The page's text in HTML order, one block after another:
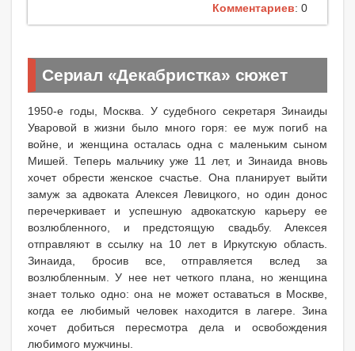
Комментариев: 0
Сериал «Декабристка» сюжет
1950-е годы, Москва. У судебного секретаря Зинаиды
Уваровой в жизни было много горя: ее муж погиб на
войне, и женщина осталась одна с маленьким сыном
Мишей. Теперь мальчику уже 11 лет, и Зинаида вновь
хочет обрести женское счастье. Она планирует выйти
замуж за адвоката Алексея Левицкого, но один донос
перечеркивает и успешную адвокатскую карьеру ее
возлюбленного, и предстоящую свадьбу. Алексея
отправляют в ссылку на 10 лет в Иркутскую область.
Зинаида, бросив все, отправляется вслед за
возлюбленным. У нее нет четкого плана, но женщина
знает только одно: она не может оставаться в Москве,
когда ее любимый человек находится в лагере. Зина
хочет добиться пересмотра дела и освобождения
любимого мужчины.